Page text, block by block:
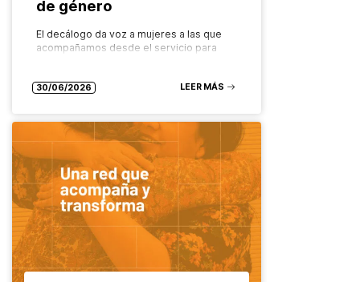
de género
El decálogo da voz a mujeres a las que
acompañamos desde el servicio para
derechos, con el valor añadido de…
30/06/2026 LEER MÁS